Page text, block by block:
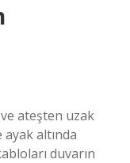
ateşten uzak
altında
duvarın